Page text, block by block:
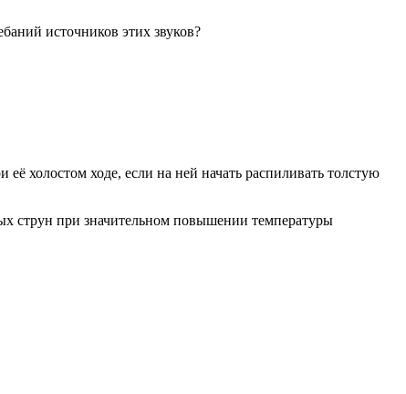
источников этих звуков?
холостом ходе, если на ней начать распиливать толстую
струн при значительном повышении температуры